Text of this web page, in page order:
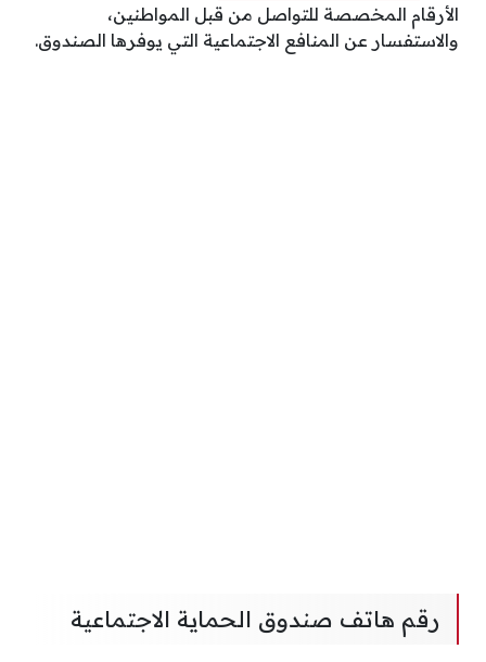
الأرقام المخصصة للتواصل من قبل المواطنين،
والاستفسار عن المنافع الاجتماعية التي يوفرها الصندوق.
رقم هاتف صندوق الحماية الاجتماعية